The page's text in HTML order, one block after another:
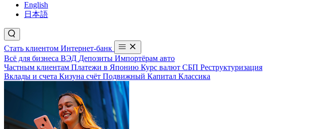
English
日本語
Стать клиентом Интернет-банк
Всё для бизнеса ВЭД Депозиты Импортёрам авто
Частным клиентам Платежи в Японию Курс валют СБП Реструктуризация
Вклады и счета Кизуна счёт Подвижный Капитал Классика